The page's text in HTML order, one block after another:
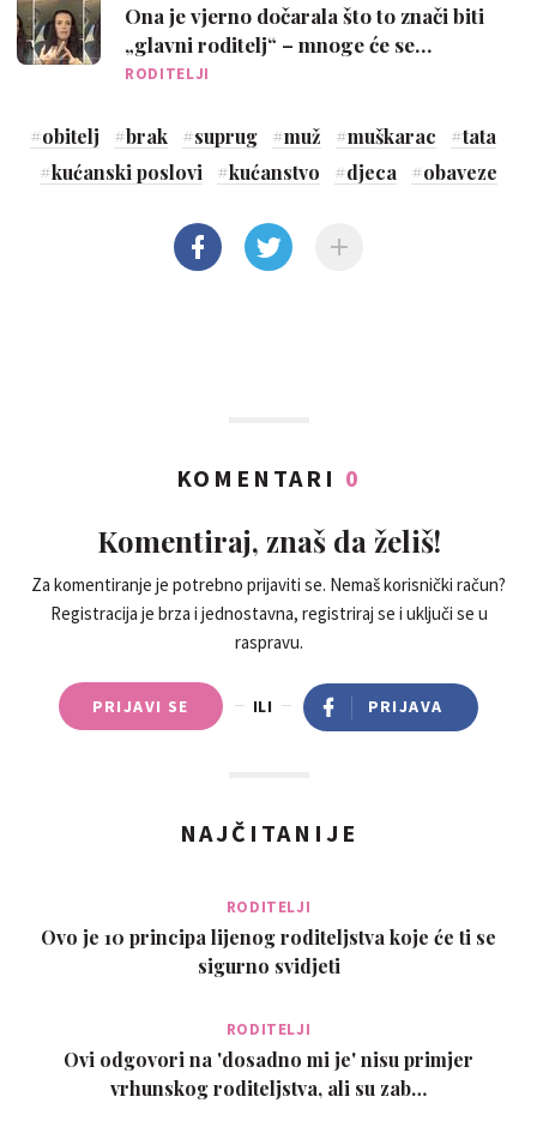
Ona je vjerno dočarala što to znači biti
„glavni roditelj“ – mnoge će se
poistovjetiti
RODITELJI
#obitelj #brak #suprug #muž #muškarac #tata
#kućanski poslovi #kućanstvo #djeca #obaveze
KOMENTARI 0
Komentiraj, znaš da želiš!
Za komentiranje je potrebno prijaviti se. Nemaš korisnički račun?
Registracija je brza i jednostavna, registriraj se i uključi se u
raspravu.
PRIJAVI SE ILI PRIJAVA
NAJČITANIJE
RODITELJI
Ovo je 10 principa lijenog roditeljstva koje će ti se
sigurno svidjeti
RODITELJI
Ovi odgovori na 'dosadno mi je' nisu primjer
vrhunskog roditeljstva, ali su zab…